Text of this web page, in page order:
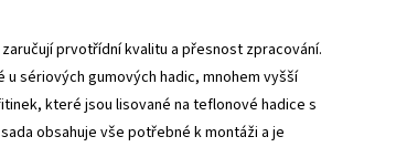
prvotřídní kvalitu a přesnost zpracování.
sériových gumových hadic, mnohem vyšší
které jsou lisované na teflonové hadice s
obsahuje vše potřebné k montáži a je